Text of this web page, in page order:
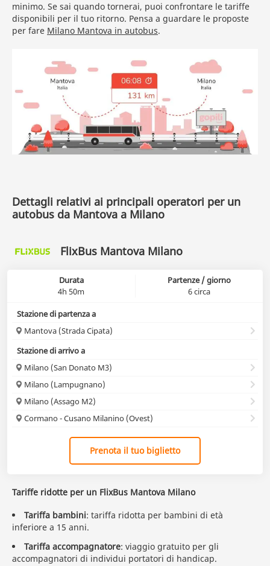
minimo. Se sai quando tornerai, puoi confrontare le tariffe
disponibili per il tuo ritorno. Pensa a guardare le proposte
per fare Milano Mantova in autobus.
Dettagli relativi ai principali operatori per un
autobus da Mantova a Milano
FlixBus Mantova Milano
Durata
Partenze / giorno
4h 50m
6 circa
Stazione di partenza a
Mantova (Strada Cipata)
Stazione di arrivo a
Milano (San Donato M3)
Milano (Lampugnano)
Milano (Assago M2)
Cormano - Cusano Milanino (Ovest)
Prenota il tuo biglietto
Tariffe ridotte per un FlixBus Mantova Milano
Tariffa bambini: tariffa ridotta per bambini di età
inferiore a 15 anni.
Tariffa accompagnatore: viaggio gratuito per gli
accompagnatori di individui portatori di handicap.